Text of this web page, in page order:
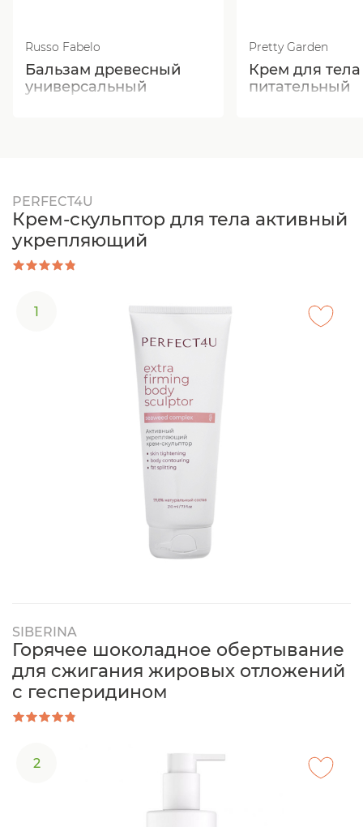
Russo Fabelo
Бальзам древесный
универсальный
Pretty Garden
Крем для
питательный
PERFECT4U
Крем-скульптор для тела активный
укрепляющий
1
SIBERINA
Горячее шоколадное обертывание
для сжигания жировых отложений
с гесперидином
2